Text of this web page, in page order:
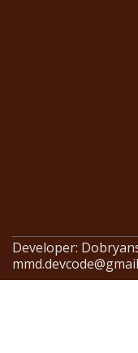
Developer: